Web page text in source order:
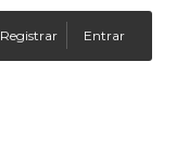
Registrar Entrar